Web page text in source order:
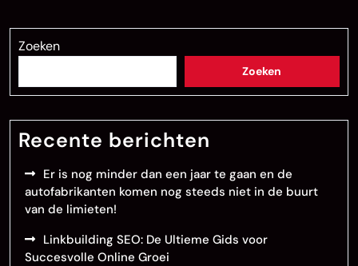
Zoeken
Zoeken
Recente berichten
Er is nog minder dan een jaar te gaan en de
autofabrikanten komen nog steeds niet in de buurt
van de limieten!
Linkbuilding SEO: De Ultieme Gids voor
Succesvolle Online Groei